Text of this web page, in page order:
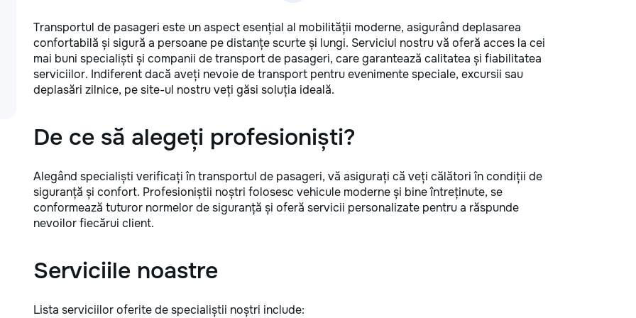
Transportul de pasageri este un aspect esențial al mobilității moderne, asigurând deplasarea
confortabilă și sigură a persoane pe distanțe scurte și lungi. Serviciul nostru vă oferă acces la cei
mai buni specialiști și companii de transport de pasageri, care garantează calitatea și fiabilitatea
serviciilor. Indiferent dacă aveți nevoie de transport pentru evenimente speciale, excursii sau
deplasări zilnice, pe site-ul nostru veți găsi soluția ideală.
De ce să alegeți profesioniști?
Alegând specialiști verificați în transportul de pasageri, vă asigurați că veți călători în condiții de
siguranță și confort. Profesioniștii noștri folosesc vehicule moderne și bine întreținute, se
conformează tuturor normelor de siguranță și oferă servicii personalizate pentru a răspunde
nevoilor fiecărui client.
Serviciile noastre
Lista serviciilor oferite de specialiștii noștri include: